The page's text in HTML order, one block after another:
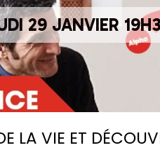
29 JANVIER
LA VIE ET